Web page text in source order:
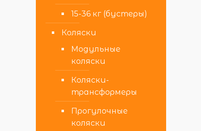
15-36 кг (бустеры)
Коляски
Модульные
коляски
Коляски-
трансформеры
Прогулочные
коляски